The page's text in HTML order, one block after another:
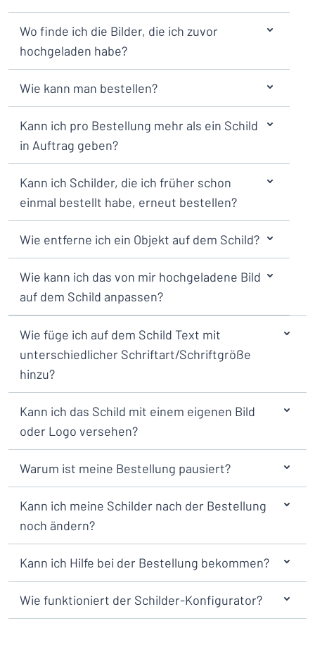
Das Gesuchte nicht gefunden?
Angebotsanfrage
Kundenservice
Privat / Firma
Deutsch
Wo finde ich die Bilder, die ich zuvor
hochgeladen habe?
Wie kann man bestellen?
Kann ich pro Bestellung mehr als ein Schild
in Auftrag geben?
Kann ich Schilder, die ich früher schon
einmal bestellt habe, erneut bestellen?
Wie entferne ich ein Objekt auf dem Schild?
Wie kann ich das von mir hochgeladene Bild
auf dem Schild anpassen?
Wie füge ich auf dem Schild Text mit
unterschiedlicher Schriftart/Schriftgröße
hinzu?
Kann ich das Schild mit einem eigenen Bild
oder Logo versehen?
Warum ist meine Bestellung pausiert?
Kann ich meine Schilder nach der Bestellung
noch ändern?
Kann ich Hilfe bei der Bestellung bekommen?
Wie funktioniert der Schilder-Konfigurator?